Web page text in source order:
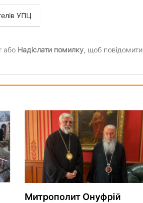
УПЦ
або Надіслати помилку, щоб повідомити
Митрополит Онуфрій